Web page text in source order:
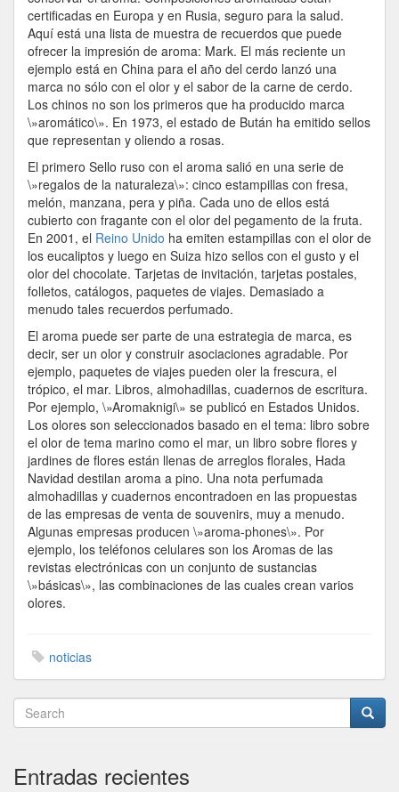
certificadas en Europa y en Rusia, seguro para la salud.
Aquí está una lista de muestra de recuerdos que puede
ofrecer la impresión de aroma: Mark. El más reciente un
ejemplo está en China para el año del cerdo lanzó una
marca no sólo con el olor y el sabor de la carne de cerdo.
Los chinos no son los primeros que ha producido marca
\»aromático\». En 1973, el estado de Bután ha emitido sellos
que representan y oliendo a rosas.
El primero Sello ruso con el aroma salió en una serie de
\»regalos de la naturaleza\»: cinco estampillas con fresa,
melón, manzana, pera y piña. Cada uno de ellos está
cubierto con fragante con el olor del pegamento de la fruta.
En 2001, el Reino Unido ha emiten estampillas con el olor de
los eucaliptos y luego en Suiza hizo sellos con el gusto y el
olor del chocolate. Tarjetas de invitación, tarjetas postales,
folletos, catálogos, paquetes de viajes. Demasiado a
menudo tales recuerdos perfumado.
El aroma puede ser parte de una estrategia de marca, es
decir, ser un olor y construir asociaciones agradable. Por
ejemplo, paquetes de viajes pueden oler la frescura, el
trópico, el mar. Libros, almohadillas, cuadernos de escritura.
Por ejemplo, \»Aromaknigi\» se publicó en Estados Unidos.
Los olores son seleccionados basado en el tema: libro sobre
el olor de tema marino como el mar, un libro sobre flores y
jardines de flores están llenas de arreglos florales, Hada
Navidad destilan aroma a pino. Una nota perfumada
almohadillas y cuadernos encontradoen en las propuestas
de las empresas de venta de souvenirs, muy a menudo.
Algunas empresas producen \»aroma-phones\». Por
ejemplo, los teléfonos celulares son los Aromas de las
revistas electrónicas con un conjunto de sustancias
\»básicas\», las combinaciones de las cuales crean varios
olores.
noticias
Entradas recientes